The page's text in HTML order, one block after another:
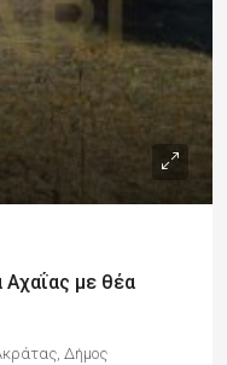
Αχαΐας με θέα
Δήμος